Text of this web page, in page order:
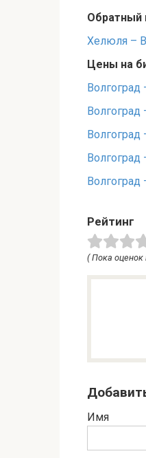
Обратный
Хелюля –
Цены на
Волгоград
Волгоград
Рейтинг
( Пока оценок
Имя